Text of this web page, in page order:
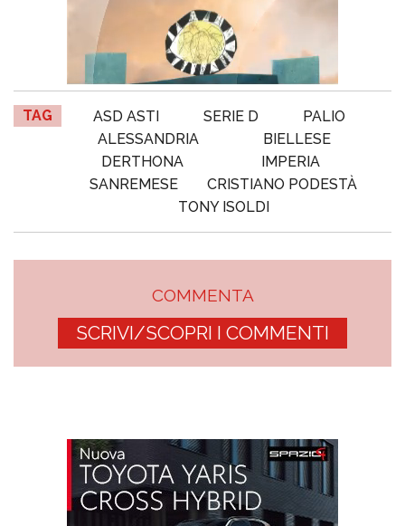
TAG ASD ASTI SERIE D
PALIO
ALESSANDRIA
BIELLESE
DERTHONA
IMPERIA
SANREMESE
CRISTIANO PODESTÀ
TONY ISOLDI
COMMENTA
SCRIVI/SCOPRI I COMMENTI